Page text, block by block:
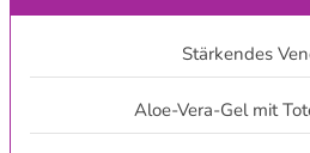
Stärkendes
Aloe-Vera-Gel mit